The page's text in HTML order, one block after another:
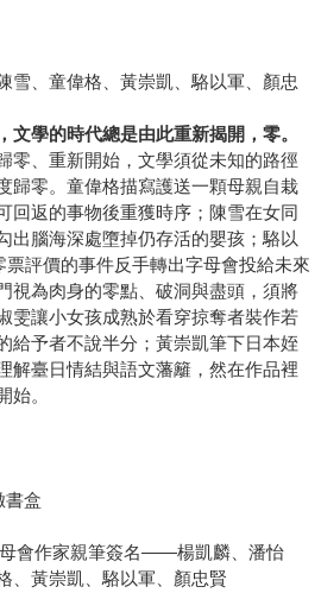
、童偉格、黃崇凱、駱以軍、顏忠
文學的時代總是由此重新揭開，零。
零、重新開始，文學須從未知的路徑
歸零。童偉格描寫護送一顆母親自栽
回返的事物後重獲時序；陳雪在女同
出腦海深處墮掉仍存活的嬰孩；駱以
評價的事件反手轉出字母會投給未來
視為肉身的零點、破洞與盡頭，須將
雯讓小女孩成熟於看穿掠奪者裝作若
給予者不說半分；黃崇凱筆下日本姪
解臺日情結與語文藩籬，然在作品裡
始。
書盒
會作家親筆簽名――楊凱麟、潘怡
、黃崇凱、駱以軍、顏忠賢